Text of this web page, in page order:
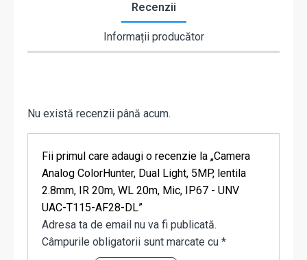
Recenzii
Informații producător
Nu există recenzii până acum.
Fii primul care adaugi o recenzie la „Camera
Analog ColorHunter, Dual Light, 5MP, lentila
2.8mm, IR 20m, WL 20m, Mic, IP67 - UNV
UAC-T115-AF28-DL”
Adresa ta de email nu va fi publicată.
Câmpurile obligatorii sunt marcate cu *